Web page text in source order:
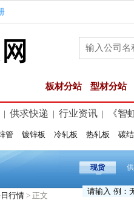
板材分站 型材分站
供求快递 行业资讯 《智
管 镀锌板 冷轧板 热轧板 碳
现货
行情 > 正文